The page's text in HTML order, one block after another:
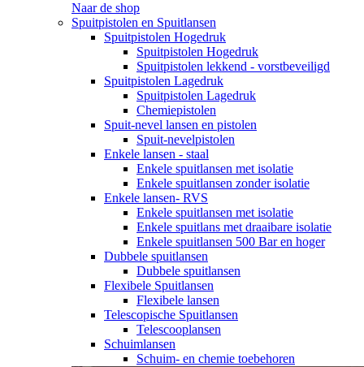
Naar de shop
Spuitpistolen en Spuitlansen
Spuitpistolen Hogedruk
Spuitpistolen Hogedruk
Spuitpistolen lekkend - vorstbeveiligd
Spuitpistolen Lagedruk
Spuitpistolen Lagedruk
Chemiepistolen
Spuit-nevel lansen en pistolen
Spuit-nevelpistolen
Enkele lansen - staal
Enkele spuitlansen met isolatie
Enkele spuitlansen zonder isolatie
Enkele lansen- RVS
Enkele spuitlansen met isolatie
Enkele spuitlans met draaibare isolatie
Enkele spuitlansen 500 Bar en hoger
Dubbele spuitlansen
Dubbele spuitlansen
Flexibele Spuitlansen
Flexibele lansen
Telescopische Spuitlansen
Telescooplansen
Schuimlansen
Schuim- en chemie toebehoren